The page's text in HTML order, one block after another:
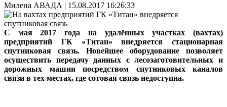
Милена АВАДА | 15.08.2017 16:26:33
С мая 2017 года на удалённых участках (вахтах)
предприятий ГК «Титан» внедряется стационарная
спутниковая связь. Новейшее оборудование позволяет
осуществить передачу данных с лесозаготовительных и
дорожных машин посредством спутниковых каналов
связи в тех местах, где сотовая связь недоступна.